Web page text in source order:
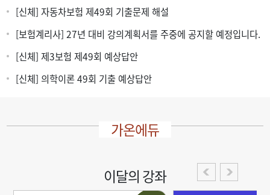
[신체] 자동차보험 제49회 기출문제 해설
[보험계리사] 27년 대비 강의계획서를 주중에 공지할 예정입니다.
[신체] 제3보험 제49회 예상답안
[신체] 의학이론 49회 기출 예상답안
가온에듀
이달의 강좌